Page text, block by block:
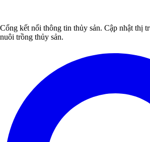
Cổng kết nối thông tin thủy sản. Cập nhật thị
nuôi trồng thủy sản.